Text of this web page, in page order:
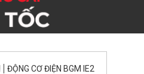
ĐỘNG CƠ ĐIỆN BGM IE2